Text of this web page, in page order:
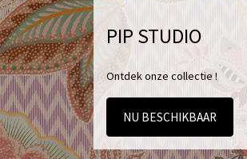
PIP STUDIO
Ontdek onze collectie !
NU BESCHIKBAAR